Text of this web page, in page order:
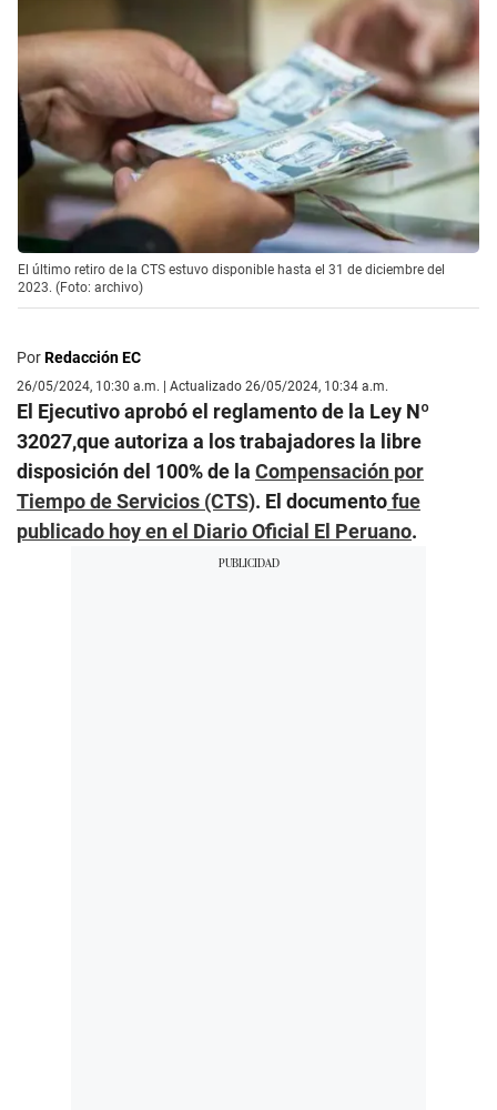
El último retiro de la CTS estuvo disponible hasta el 31 de diciembre del
2023. (Foto: archivo)
PorRedacción EC
26/05/2024, 10:30 a.m. | Actualizado 26/05/2024, 10:34 a.m.
El Ejecutivo aprobó el reglamento de la Ley Nº
32027,que autoriza a los trabajadores la libre
disposición del 100% de la Compensación por
Tiempo de Servicios (CTS). El documentofue
publicado hoy en el Diario Oficial El Peruano.